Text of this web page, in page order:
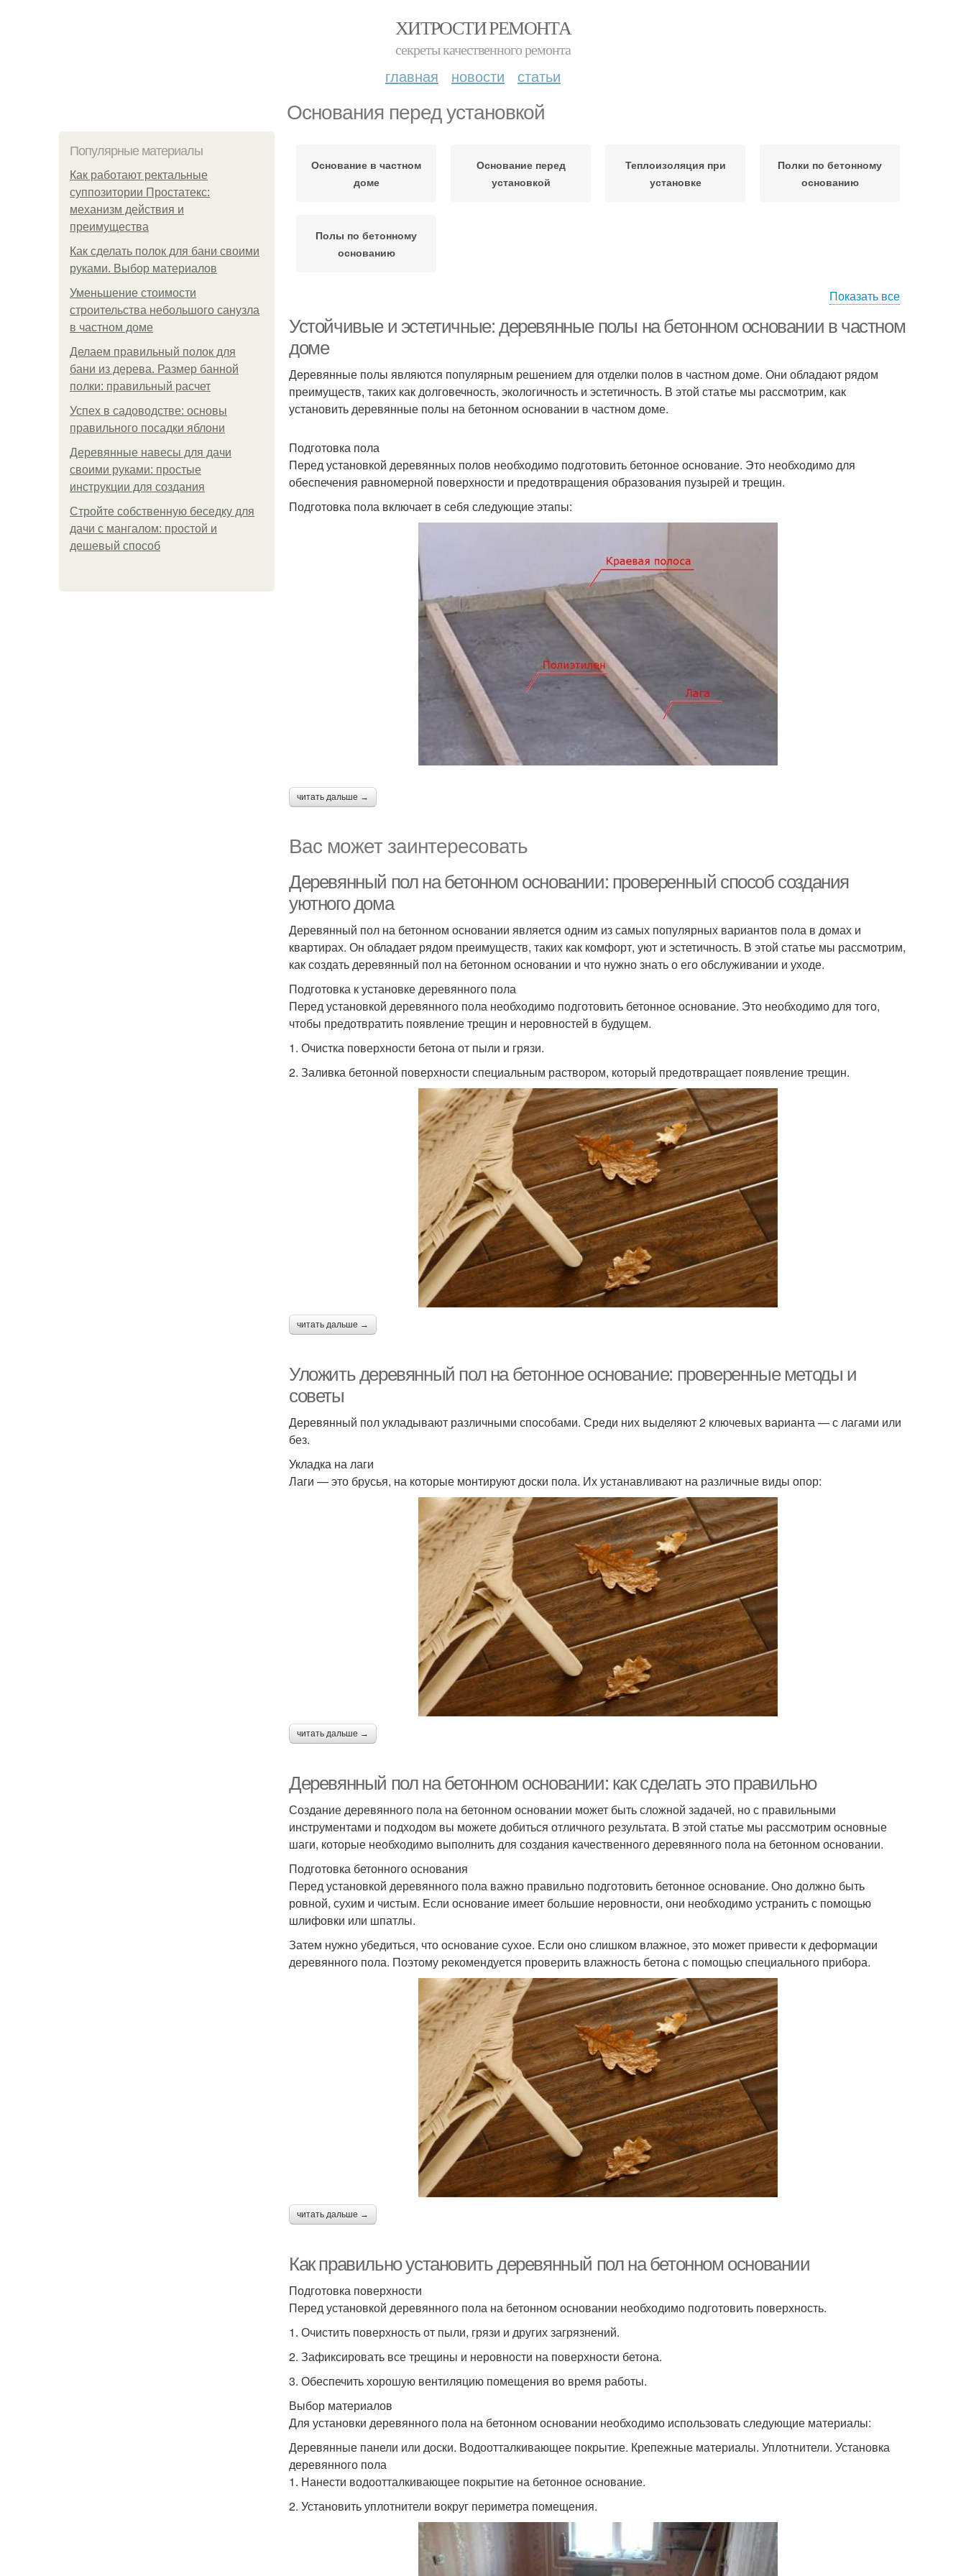
ХИТРОСТИ РЕМОНТА
секреты качественного ремонта
главная новости статьи
Основания перед установкой
Популярные материалы
Как работают ректальные
суппозитории Простатекс:
механизм действия и
преимущества
Как сделать полок для бани своими
руками. Выбор материалов
Уменьшение стоимости
строительства небольшого санузла
в частном доме
Делаем правильный полок для
бани из дерева. Размер банной
полки: правильный расчет
Успех в садоводстве: основы
правильного посадки яблони
Деревянные навесы для дачи
своими руками: простые
инструкции для создания
Стройте собственную беседку для
дачи с мангалом: простой и
дешевый способ
Основание в частном
доме
Основание перед
установкой
Теплоизоляция при
установке
Полки по бетонному
основанию
Полы по бетонному
основанию
Показать все
Устойчивые и эстетичные: деревянные полы на бетонном основании в частном
доме
Деревянные полы являются популярным решением для отделки полов в частном доме. Они обладают рядом
преимуществ, таких как долговечность, экологичность и эстетичность. В этой статье мы рассмотрим, как
установить деревянные полы на бетонном основании в частном доме.
Подготовка пола
Перед установкой деревянных полов необходимо подготовить бетонное основание. Это необходимо для
обеспечения равномерной поверхности и предотвращения образования пузырей и трещин.
Подготовка пола включает в себя следующие этапы:
читать дальше →
Вас может заинтересовать
Деревянный пол на бетонном основании: проверенный способ создания
уютного дома
Деревянный пол на бетонном основании является одним из самых популярных вариантов пола в домах и
квартирах. Он обладает рядом преимуществ, таких как комфорт, уют и эстетичность. В этой статье мы рассмотрим,
как создать деревянный пол на бетонном основании и что нужно знать о его обслуживании и уходе.
Подготовка к установке деревянного пола
Перед установкой деревянного пола необходимо подготовить бетонное основание. Это необходимо для того,
чтобы предотвратить появление трещин и неровностей в будущем.
1. Очистка поверхности бетона от пыли и грязи.
2. Заливка бетонной поверхности специальным раствором, который предотвращает появление трещин.
читать дальше →
Уложить деревянный пол на бетонное основание: проверенные методы и
советы
Деревянный пол укладывают различными способами. Среди них выделяют 2 ключевых варианта — с лагами или
без.
Укладка на лаги
Лаги — это брусья, на которые монтируют доски пола. Их устанавливают на различные виды опор:
читать дальше →
Деревянный пол на бетонном основании: как сделать это правильно
Создание деревянного пола на бетонном основании может быть сложной задачей, но с правильными
инструментами и подходом вы можете добиться отличного результата. В этой статье мы рассмотрим основные
шаги, которые необходимо выполнить для создания качественного деревянного пола на бетонном основании.
Подготовка бетонного основания
Перед установкой деревянного пола важно правильно подготовить бетонное основание. Оно должно быть
ровной, сухим и чистым. Если основание имеет большие неровности, они необходимо устранить с помощью
шлифовки или шпатлы.
Затем нужно убедиться, что основание сухое. Если оно слишком влажное, это может привести к деформации
деревянного пола. Поэтому рекомендуется проверить влажность бетона с помощью специального прибора.
читать дальше →
Как правильно установить деревянный пол на бетонном основании
Подготовка поверхности
Перед установкой деревянного пола на бетонном основании необходимо подготовить поверхность.
1. Очистить поверхность от пыли, грязи и других загрязнений.
2. Зафиксировать все трещины и неровности на поверхности бетона.
3. Обеспечить хорошую вентиляцию помещения во время работы.
Выбор материалов
Для установки деревянного пола на бетонном основании необходимо использовать следующие материалы:
Деревянные панели или доски. Водоотталкивающее покрытие. Крепежные материалы. Уплотнители. Установка
деревянного пола
1. Нанести водоотталкивающее покрытие на бетонное основание.
2. Установить уплотнители вокруг периметра помещения.